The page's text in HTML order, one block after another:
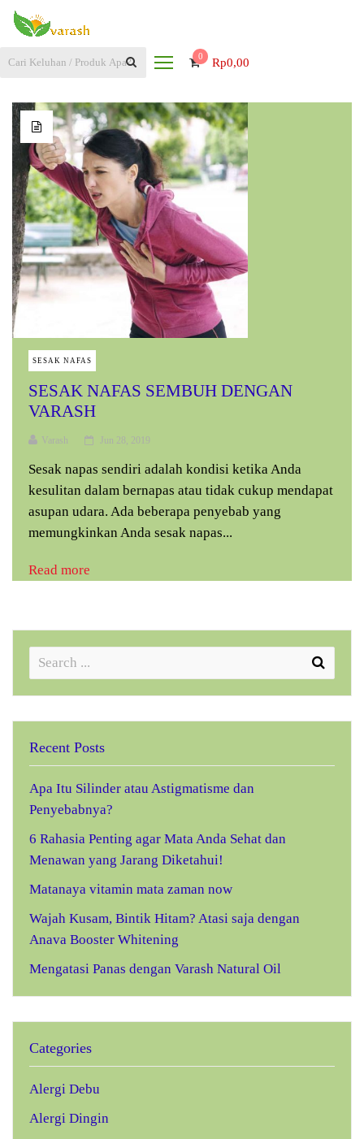
0 Rp0,00
SESAK NAFAS
SESAK NAFAS SEMBUH DENGAN
VARASH
Varash Jun 28, 2019
Sesak napas sendiri adalah kondisi ketika Anda
kesulitan dalam bernapas atau tidak cukup mendapat
asupan udara. Ada beberapa penyebab yang
memungkinkan Anda sesak napas...
Read more
Recent Posts
Apa Itu Silinder atau Astigmatisme dan
Penyebabnya?
6 Rahasia Penting agar Mata Anda Sehat dan
Menawan yang Jarang Diketahui!
Matanaya vitamin mata zaman now
Wajah Kusam, Bintik Hitam? Atasi saja dengan
Anava Booster Whitening
Mengatasi Panas dengan Varash Natural Oil
Categories
Alergi Debu
Alergi Dingin